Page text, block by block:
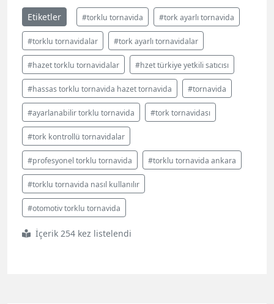
Etiketler #torklu tornavida #tork ayarlı tornavida
#torklu tornavidalar #tork ayarlı tornavidalar
#hazet torklu tornavidalar #hzet türkiye yetkili satıcısı
#hassas torklu tornavida hazet tornavida #tornavida
#ayarlanabilir torklu tornavida #tork tornavidası
#tork kontrollü tornavidalar
#profesyonel torklu tornavida #torklu tornavida ankara
#torklu tornavida nasıl kullanılır
#otomotiv torklu tornavida
İçerik 254 kez listelendi